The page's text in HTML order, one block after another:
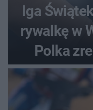
Iga
rywalkę w
Polka